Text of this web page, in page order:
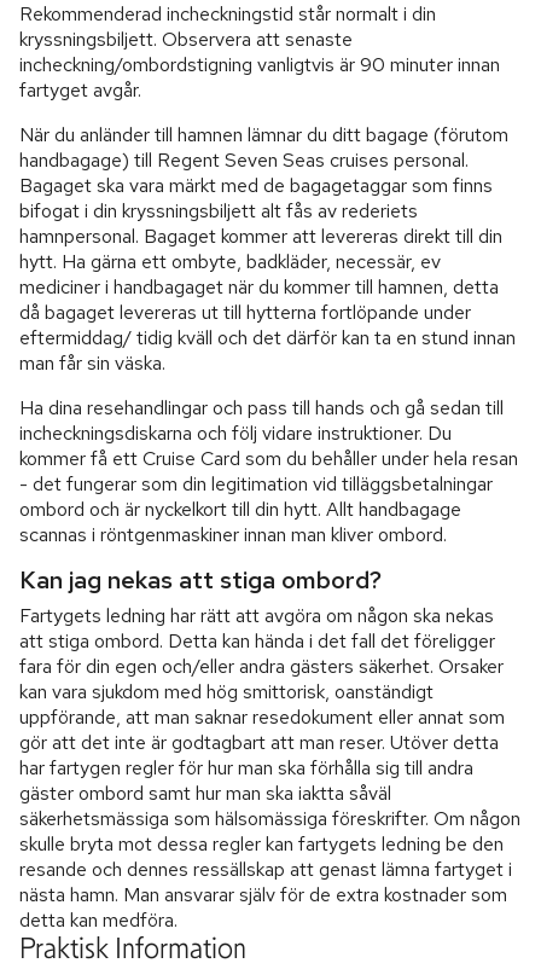
Rekommenderad incheckningstid står normalt i din
kryssningsbiljett. Observera att senaste
incheckning/ombordstigning vanligtvis är 90 minuter innan
fartyget avgår.
När du anländer till hamnen lämnar du ditt bagage (förutom
handbagage) till Regent Seven Seas cruises personal.
Bagaget ska vara märkt med de bagagetaggar som finns
bifogat i din kryssningsbiljett alt fås av rederiets
hamnpersonal. Bagaget kommer att levereras direkt till din
hytt. Ha gärna ett ombyte, badkläder, necessär, ev
mediciner i handbagaget när du kommer till hamnen, detta
då bagaget levereras ut till hytterna fortlöpande under
eftermiddag/ tidig kväll och det därför kan ta en stund innan
man får sin väska.
Ha dina resehandlingar och pass till hands och gå sedan till
incheckningsdiskarna och följ vidare instruktioner. Du
kommer få ett Cruise Card som du behåller under hela resan
- det fungerar som din legitimation vid tilläggsbetalningar
ombord och är nyckelkort till din hytt. Allt handbagage
scannas i röntgenmaskiner innan man kliver ombord.
Kan jag nekas att stiga ombord?
Fartygets ledning har rätt att avgöra om någon ska nekas
att stiga ombord. Detta kan hända i det fall det föreligger
fara för din egen och/eller andra gästers säkerhet. Orsaker
kan vara sjukdom med hög smittorisk, oanständigt
uppförande, att man saknar resedokument eller annat som
gör att det inte är godtagbart att man reser. Utöver detta
har fartygen regler för hur man ska förhålla sig till andra
gäster ombord samt hur man ska iaktta såväl
säkerhetsmässiga som hälsomässiga föreskrifter. Om någon
skulle bryta mot dessa regler kan fartygets ledning be den
resande och dennes ressällskap att genast lämna fartyget i
nästa hamn. Man ansvarar själv för de extra kostnader som
detta kan medföra.
Praktisk Information